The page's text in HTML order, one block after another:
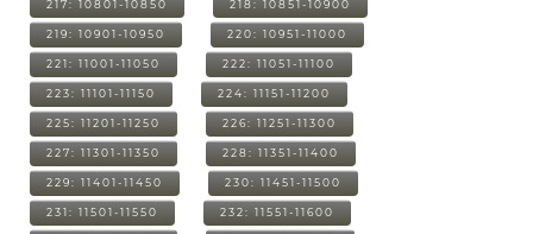
217: 10801-10850 218: 10851-10900
219: 10901-10950 220: 10951-11000
221: 11001-11050 222: 11051-11100
223: 11101-11150 224: 11151-11200
225: 11201-11250 226: 11251-11300
227: 11301-11350 228: 11351-11400
229: 11401-11450 230: 11451-11500
231: 11501-11550 232: 11551-11600